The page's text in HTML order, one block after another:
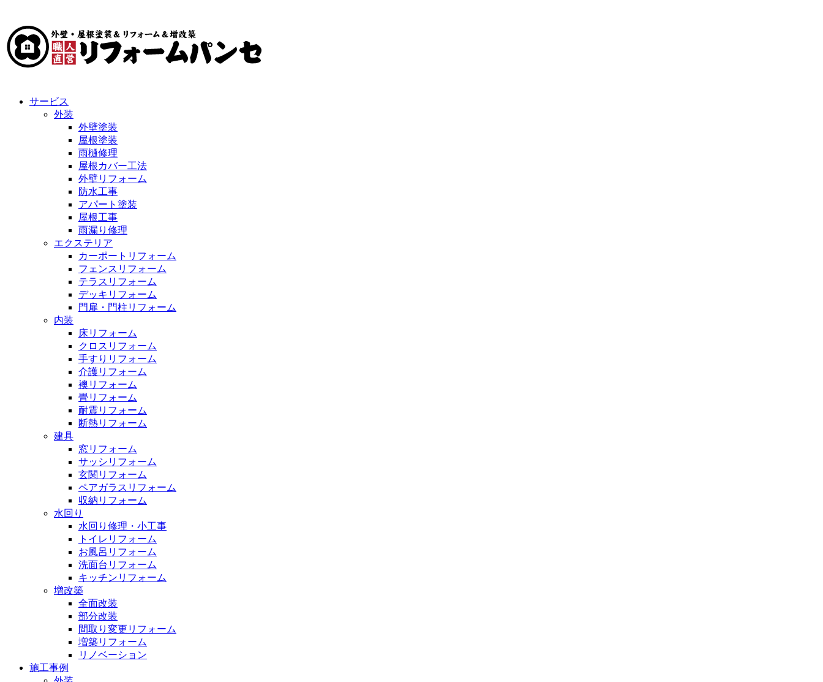
サービス
外装
外壁塗装
屋根塗装
雨樋修理
屋根カバー工法
外壁リフォーム
防水工事
アパート塗装
屋根工事
雨漏り修理
エクステリア
カーポートリフォーム
フェンスリフォーム
テラスリフォーム
デッキリフォーム
門扉・門柱リフォーム
内装
床リフォーム
クロスリフォーム
手すりリフォーム
介護リフォーム
襖リフォーム
畳リフォーム
耐震リフォーム
断熱リフォーム
建具
窓リフォーム
サッシリフォーム
玄関リフォーム
ペアガラスリフォーム
収納リフォーム
水回り
水回り修理・小工事
トイレリフォーム
お風呂リフォーム
洗面台リフォーム
キッチンリフォーム
増改築
全面改装
部分改装
間取り変更リフォーム
増築リフォーム
リノベーション
施工事例